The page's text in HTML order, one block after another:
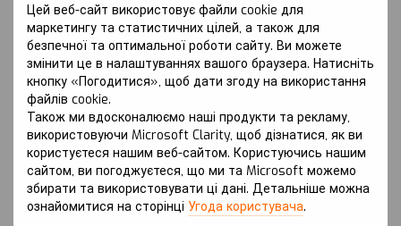
Цей веб-сайт використовує файли cookie для
маркетингу та статистичних цілей, а також для
безпечної та оптимальної роботи сайту. Ви можете
змінити це в налаштуваннях вашого браузера. Натисніть
кнопку «Погодитися», щоб дати згоду на використання
файлів cookie.
Також ми вдосконалюємо наші продукти та рекламу,
використовуючи Microsoft Clarity, щоб дізнатися, як ви
користуєтеся нашим веб-сайтом. Користуючись нашим
сайтом, ви погоджуєтеся, що ми та Microsoft можемо
збирати та використовувати ці дані. Детальніше можна
ознайомитися на сторінці Угода користувача.
Обговорення
Додайте перший відгук